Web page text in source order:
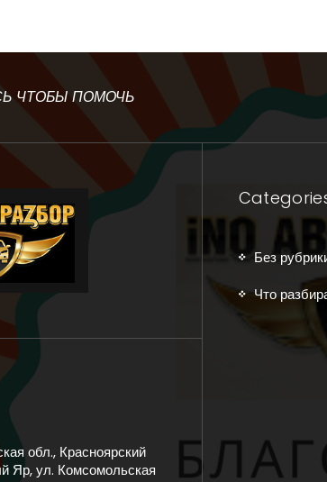
ЧТОБЫ ПОМОЧЬ
обл., Красноярский
Яр, ул. Комсомольская
Без
Что